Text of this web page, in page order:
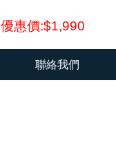
優惠價:$1,990
聯絡我們